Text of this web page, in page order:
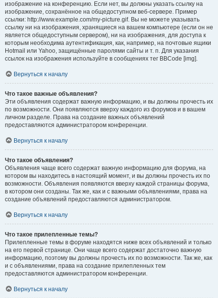
изображение на конференцию. Если нет, вы должны указать ссылку на
изображение, сохранённое на общедоступном веб-сервере. Пример
ссылки: http://www.example.com/my-picture.gif. Вы не можете указывать
ссылку ни на изображения, хранящиеся на вашем компьютере (если он не
является общедоступным сервером), ни на изображения, для доступа к
которым необходима аутентификация, как, например, на почтовые ящики
Hotmail или Yahoo, защищённые паролями сайты и т. п. Для указания
ссылок на изображения используйте в сообщениях тег BBCode [img].
Вернуться к началу
Что такое важные объявления?
Эти объявления содержат важную информацию, и вы должны прочесть их
по возможности. Они появляются вверху каждого из форумов и в вашем
личном разделе. Права на создание важных объявлений
предоставляются администратором конференции.
Вернуться к началу
Что такое объявления?
Объявления чаще всего содержат важную информацию для форума, на
котором вы находитесь в настоящий момент, и вы должны прочесть их по
возможности. Объявления появляются вверху каждой страницы форума,
в котором они созданы. Так же, как и с важными объявлениями, права на
создание объявлений предоставляются администратором.
Вернуться к началу
Что такое прилепленные темы?
Прилепленные темы в форуме находятся ниже всех объявлений и только
на его первой странице. Они чаще всего содержат достаточно важную
информацию, поэтому вы должны прочесть их по возможности. Так же, как
и с объявлениями, права на создание прилепленных тем
предоставляются администратором конференции.
Вернуться к началу